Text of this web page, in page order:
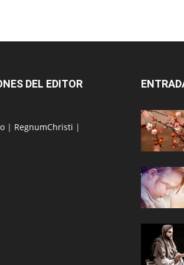
DEL EDITOR
| RegnumChristi |